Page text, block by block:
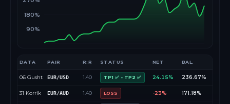
90%
180%
DATA PAIR R:R STATUS NET BAL.
06 Gusht EUR/USD 1.40 TP1 ✅ - TP2 ✅ 24.15% 236.67%
31 Korrik EUR/AUD 1.40 LOSS -23% 171.18%